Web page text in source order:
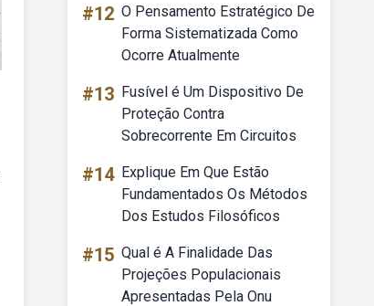
#12 O Pensamento Estratégico De
Forma Sistematizada Como
Ocorre Atualmente
#13 Fusível é Um Dispositivo De
Proteção Contra
Sobrecorrente Em Circuitos
#14 Explique Em Que Estão
Fundamentados Os Métodos
Dos Estudos Filosóficos
#15 Qual é A Finalidade Das
Projeções Populacionais
Apresentadas Pela Onu